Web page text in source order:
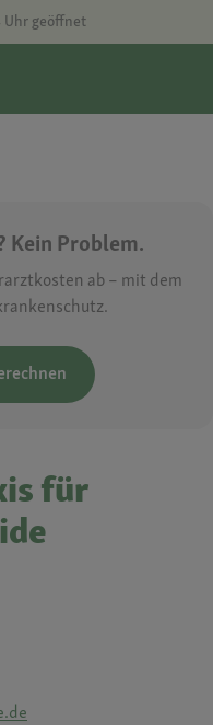
Uhr geöffnet
Kein Problem.
ab – mit dem
für